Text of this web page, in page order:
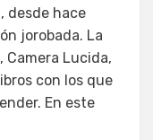
desde hace
jorobada. La
Camera Lucida,
con los que
En este